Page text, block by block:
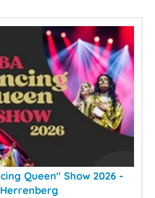
Queen" Show 2026 -